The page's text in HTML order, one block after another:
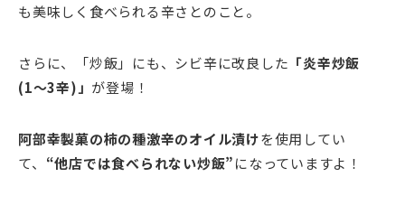
も美味しく食べられる辛さとのこと。
さらに、「炒飯」にも、シビ辛に改良した 「炎辛炒飯
(1〜3辛)」 が登場！
阿部幸製菓の柿の種激辛のオイル漬けを使用してい
て、 “他店では食べられない炒飯”になっていますよ！